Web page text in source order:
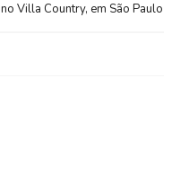
no Villa Country, em São Paulo